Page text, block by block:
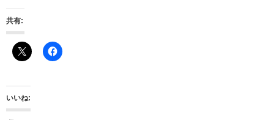
共有:
いいね: